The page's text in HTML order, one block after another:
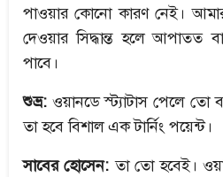
পাওয়ার কোনো কারণ নেই।
দেওয়ার সিদ্ধান্ত হলে আপাতত
পাবে।
শুভ্র: ওয়ানডে স্ট্যাটাস পেলে তো
তা হবে বিশাল এক টার্নিং পয়েন্ট।
সাবের হোসেন:তা তো হবেই।